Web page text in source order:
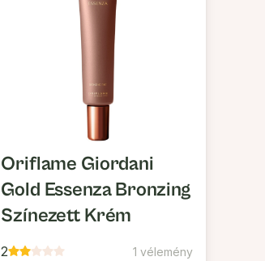
Oriflame Giordani
Gold Essenza Bronzing
Színezett Krém
2 1 vélemény